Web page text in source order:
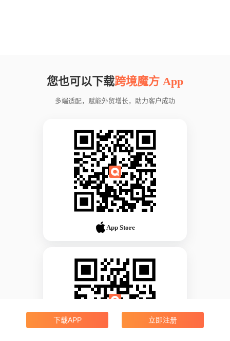
您也可以下载跨境魔方 App
多端适配，赋能外贸增长，助力客户成功
App Store
下载APP 立即注册